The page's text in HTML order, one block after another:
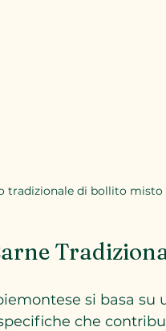
tradizionale di bollito
si basa su
che